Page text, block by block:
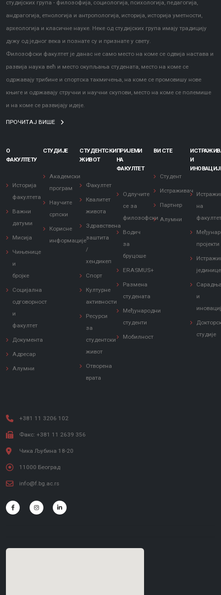
студијских група - филозофија, социологија, психологија, педагогија,
андрагогија, етнологија и антропологија, историја, историја уметности,
археологија и класичне науке. Неке од студијских група имају традицију
дужу од једног века и познате су и признате у свету.
Филозофски факултет је данас не само место на коме се одвија настава и
развија наука већ и место окупљања студената, место на коме се
одржавају трибине и спортска такмичења, на коме се промовишу нове
књиге и одржавају стручни и научни скупови, место на коме се полемише
и на коме се развијају идеје.
ПРОЧИТАЈ ВИШЕ
О
ФАКУЛТЕТУ
Историја
факултета
Важни
датуми
Мисија
Чињенице
и
бројке
Социјална
одговорност
и
факултет
Документа
Адресар
Алумни
СТУДИЈЕ
Академски
програм
Научите
српски
Корисне
информације
СТУДЕНТСКИ
ЖИВОТ
Факултет
Квалитет
живота
Здравствена
заштита
/
хендикеп
Спорт
Културне
активности
Ресурси
за
студентски
живот
Отворена
врата
ПРИЈЕМИ
НА
ФАКУЛТЕТ
Одлучите
се за
филозофски
Водич
за
бруцоше
ERASMUS+
Размена
студената
Међународни
студенти
Мобилност
ВИ СТЕ
Студент
Истраживач
Партнер
Алумни
И
на
пројекти
јединице
и
студије
+381 11 3206 102
Факс: +381 11 2639 356
Чика Љубина 18-20
11000 Београд
info@f.bg.ac.rs